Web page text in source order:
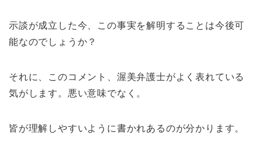
示談が成立した今、この事実を解明することは今後可
能なのでしょうか？
それに、このコメント、渥美弁護士がよく表れている
気がします。悪い意味でなく。
皆が理解しやすいように書かれあるのが分かります。